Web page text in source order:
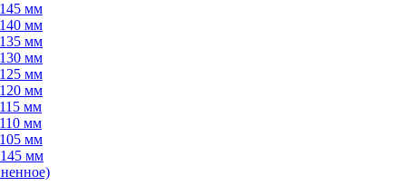
мм
мм
мм
мм
мм
мм
мм
мм
мм
мм